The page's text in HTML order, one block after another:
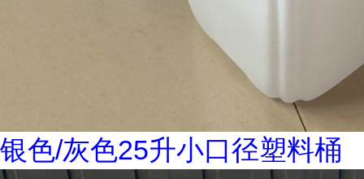
银色/灰色25升小口径塑料桶